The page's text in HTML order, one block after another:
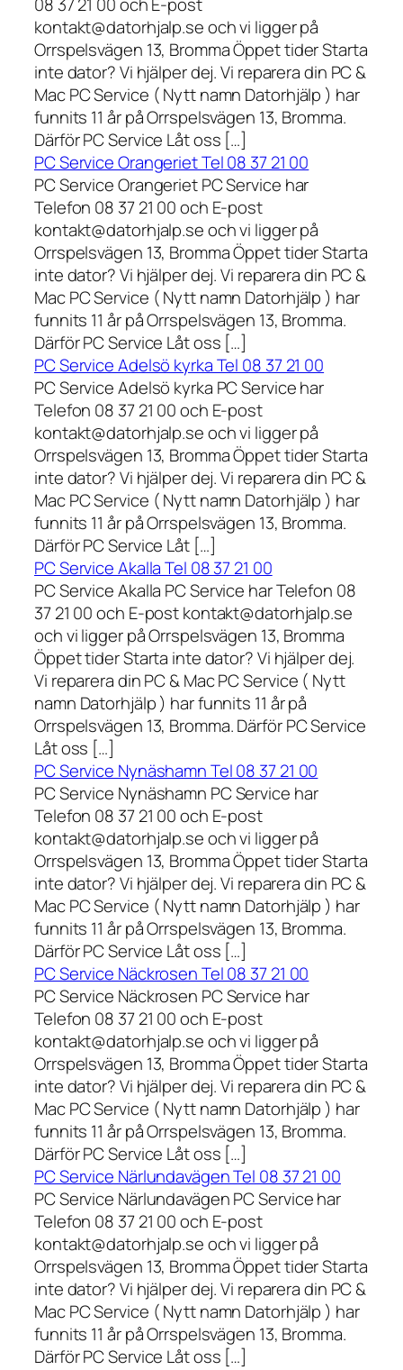
08 37 21 00 och E-post
kontakt@datorhjalp.se och vi ligger på
Orrspelsvägen 13, Bromma Öppet tider Starta
inte dator? Vi hjälper dej. Vi reparera din PC &
Mac PC Service ( Nytt namn Datorhjälp ) har
funnits 11 år på Orrspelsvägen 13, Bromma.
Därför PC Service Låt oss […]
PC Service Orangeriet Tel 08 37 21 00
PC Service Orangeriet PC Service har
Telefon 08 37 21 00 och E-post
kontakt@datorhjalp.se och vi ligger på
Orrspelsvägen 13, Bromma Öppet tider Starta
inte dator? Vi hjälper dej. Vi reparera din PC &
Mac PC Service ( Nytt namn Datorhjälp ) har
funnits 11 år på Orrspelsvägen 13, Bromma.
Därför PC Service Låt oss […]
PC Service Adelsö kyrka Tel 08 37 21 00
PC Service Adelsö kyrka PC Service har
Telefon 08 37 21 00 och E-post
kontakt@datorhjalp.se och vi ligger på
Orrspelsvägen 13, Bromma Öppet tider Starta
inte dator? Vi hjälper dej. Vi reparera din PC &
Mac PC Service ( Nytt namn Datorhjälp ) har
funnits 11 år på Orrspelsvägen 13, Bromma.
Därför PC Service Låt […]
PC Service Akalla Tel 08 37 21 00
PC Service Akalla PC Service har Telefon 08
37 21 00 och E-post kontakt@datorhjalp.se
och vi ligger på Orrspelsvägen 13, Bromma
Öppet tider Starta inte dator? Vi hjälper dej.
Vi reparera din PC & Mac PC Service ( Nytt
namn Datorhjälp ) har funnits 11 år på
Orrspelsvägen 13, Bromma. Därför PC Service
Låt oss […]
PC Service Nynäshamn Tel 08 37 21 00
PC Service Nynäshamn PC Service har
Telefon 08 37 21 00 och E-post
kontakt@datorhjalp.se och vi ligger på
Orrspelsvägen 13, Bromma Öppet tider Starta
inte dator? Vi hjälper dej. Vi reparera din PC &
Mac PC Service ( Nytt namn Datorhjälp ) har
funnits 11 år på Orrspelsvägen 13, Bromma.
Därför PC Service Låt oss […]
PC Service Näckrosen Tel 08 37 21 00
PC Service Näckrosen PC Service har
Telefon 08 37 21 00 och E-post
kontakt@datorhjalp.se och vi ligger på
Orrspelsvägen 13, Bromma Öppet tider Starta
inte dator? Vi hjälper dej. Vi reparera din PC &
Mac PC Service ( Nytt namn Datorhjälp ) har
funnits 11 år på Orrspelsvägen 13, Bromma.
Därför PC Service Låt oss […]
PC Service Närlundavägen Tel 08 37 21 00
PC Service Närlundavägen PC Service har
Telefon 08 37 21 00 och E-post
kontakt@datorhjalp.se och vi ligger på
Orrspelsvägen 13, Bromma Öppet tider Starta
inte dator? Vi hjälper dej. Vi reparera din PC &
Mac PC Service ( Nytt namn Datorhjälp ) har
funnits 11 år på Orrspelsvägen 13, Bromma.
Därför PC Service Låt oss […]